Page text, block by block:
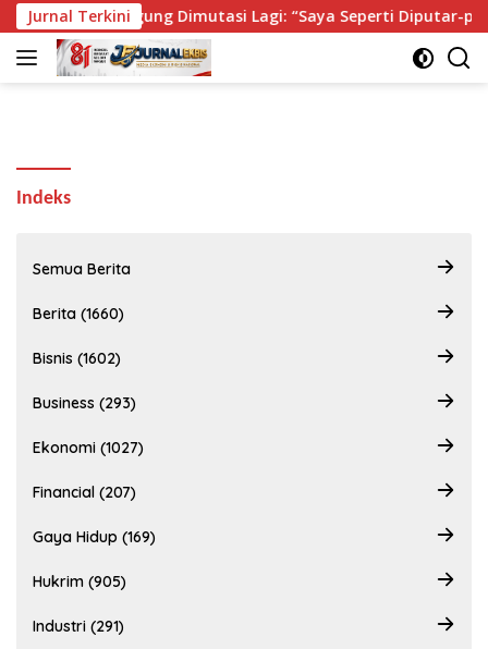
Langsung
ke
konten
Jurnal TerkiniBingung Dimutasi Lagi: “Saya Seperti Diputar-putar”
Indeks
Semua Berita
Berita (1660)
Bisnis (1602)
Business (293)
Ekonomi (1027)
Financial (207)
Gaya Hidup (169)
Hukrim (905)
Industri (291)